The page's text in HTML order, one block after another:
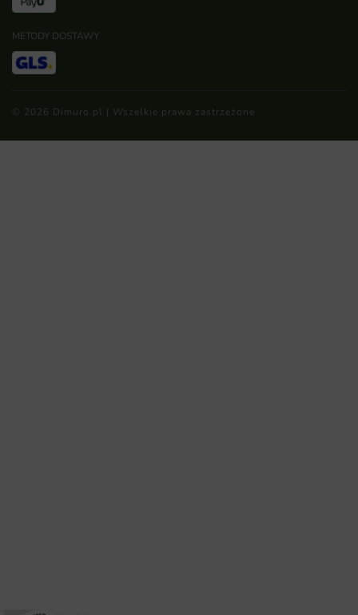
METODY DOSTAWY
© 2026 Dimuro.pl | Wszelkie prawa zastrzeżone